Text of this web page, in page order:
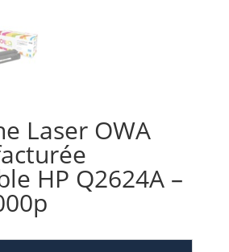
Laser OWA
HP Q2624A –